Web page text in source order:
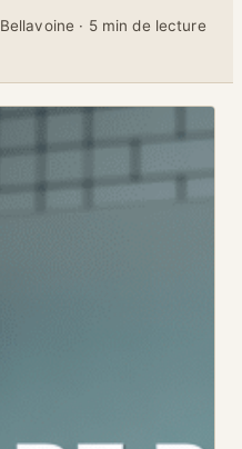
· 5 min de lecture